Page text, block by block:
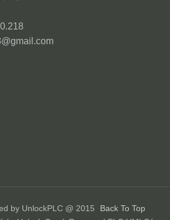
by UnlockPLC @ 2015
Back To Top